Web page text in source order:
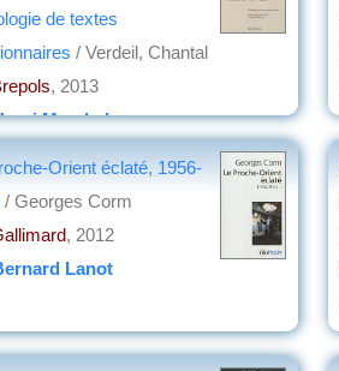
de textes
/ Verdeil, Chantal
, 2013
Marchal
Orient éclaté, 1956-
/ Georges Corm
, 2012
Lanot